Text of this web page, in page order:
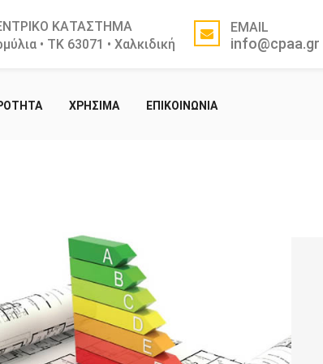
ΚΑΤΑΣΤΗΜΑ
• ΤΚ 63071 • Χαλκιδική
EMAIL
info@cpaa.gr
ΧΡΗΣΙΜΑ ΕΠΙΚΟΙΝΩΝΙΑ